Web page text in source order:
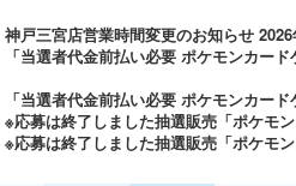
神戸三宮店営業時間変更のお知らせ
「当選者代金前払い必要 ポケモンカー
「当選者代金前払い必要 ポケモンカー
※応募は終了しました抽選販売「ポケ
※応募は終了しました抽選販売「ポケ